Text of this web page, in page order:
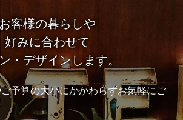
お客様の暮らしや
好みに合わせて
・デザインします。
予算の大小にかかわらずお気軽にご